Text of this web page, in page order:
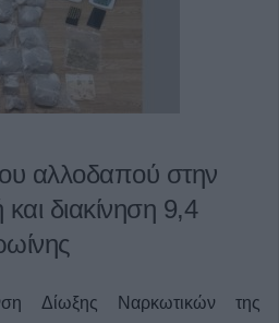
αλλοδαπού στην
διακίνηση 9,4
Δίωξης Ναρκωτικών της